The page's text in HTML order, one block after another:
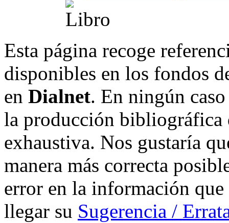
Esta página recoge
disponibles en los fondos
en Dialnet. En ningún
la producción bibliográfica
exhaustiva. Nos gustaría
manera más correcta
error en la información
llegar su Sugerencia /